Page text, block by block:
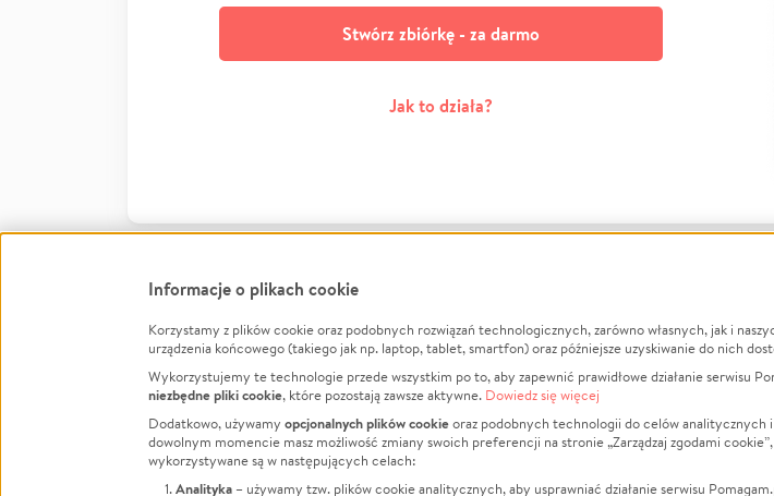
Stwórz zbiórkę - za darmo
Jak to działa?
FacebookTwitter Instagram
LinkedInTikTok Youtube
Informacje
Jak to działa?
Regulamin
Polityka Prywatności
O nas
Opinie
Raporty
Za darmo
Informacje o plikach cookie
Korzystamy z plików cookie oraz podobnych rozwiązań technologicznych, zarówno własnych, jak i
urządzenia końcowego (takiego jak np. laptop, tablet, smartfon) oraz późniejsze uzyskiwanie do nich
Wykorzystujemy te technologie przede wszystkim po to, aby zapewnić prawidłowe działanie serwisu
niezbędne pliki cookie, które pozostają zawsze aktywne. Dowiedz się więcej
Dodatkowo, używamy opcjonalnych plików cookieoraz podobnych technologii do celów analitycznych
dowolnym momencie masz możliwość zmiany swoich preferencji na stronie „Zarządzaj zgodami
wykorzystywane są w następujących celach:
Analityka – używamy tzw. plików cookie analitycznych, aby usprawniać działanie serwisu